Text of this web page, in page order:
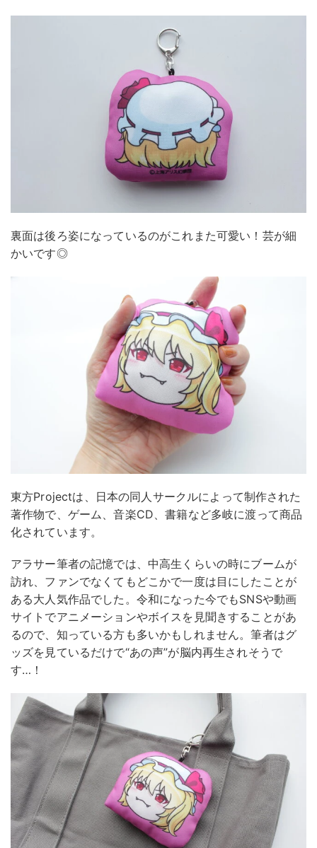
裏面は後ろ姿になっているのがこれまた可愛い！芸が細
かいです◎
東方Projectは、日本の同人サークルによって制作された
著作物で、ゲーム、音楽CD、書籍など多岐に渡って商品
化されています。
アラサー筆者の記憶では、中高生くらいの時にブームが
訪れ、ファンでなくてもどこかで一度は目にしたことが
ある大人気作品でした。令和になった今でもSNSや動画
サイトでアニメーションやボイスを見聞きすることがあ
るので、知っている方も多いかもしれません。筆者はグ
ッズを見ているだけで“あの声”が脳内再生されそうで
す…！